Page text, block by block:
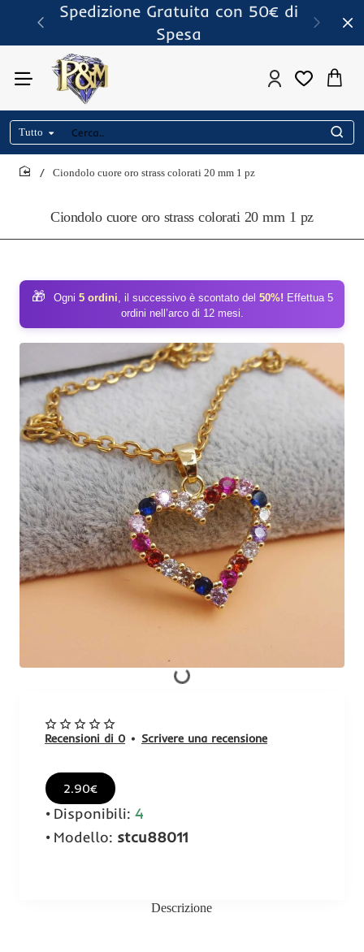
Spedizione Gratuita con 50€ di
Spesa
Tutto
Cerca..
Ciondolo cuore oro strass colorati 20 mm 1 pz
Ciondolo cuore oro strass colorati 20 mm 1 pz
🎁 Ogni 5 ordini, il successivo è scontato del 50%! Effettua 5
ordini nell’arco di 12 mesi.
Recensioni di 0 • Scrivere una recensione
2.90€
Disponibili: 4
Modello: stcu88011
Descrizione